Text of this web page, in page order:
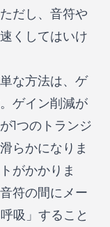
だし、音符や
くしてはいけ
な方法は、ゲ
ゲイン削減が
1つのトランジ
らかになりま
がかかりま
符の間にメー
吸」すること